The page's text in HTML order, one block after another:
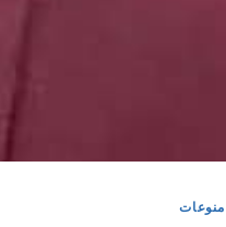
منوعات